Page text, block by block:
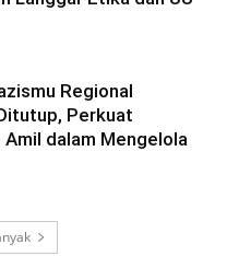
Regional
Perkuat
dalam Mengelola